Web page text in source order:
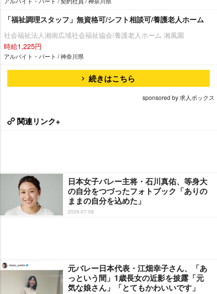
「福祉調理スタッフ」無資格可/シフト相談可/養護老人ホーム
社会福祉法人湘南広域社会福祉協会/養護老人ホーム 湘風園
時給1,225円
アルバイト・パート / 神奈川県
続きはこちら
sponsored by 求人ボックス
関連リンク+
日本女子バレー主将・石川真佑、等身大
の自分をつづったフォトブック「ありの
ままの自分を込めた」
2026-07-08
元バレー日本代表・江畑幸子さん、「あ
っという間」1歳長女の近影を披露「元
気な娘さん」「とてもかわいいです」